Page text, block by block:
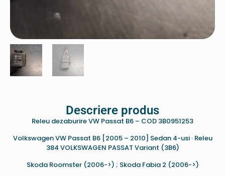
Descriere produs
Releu dezaburire VW Passat B6 – COD 3B0951253
Volkswagen VW Passat B6 [2005 – 2010] Sedan 4-usi · Releu
384 VOLKSWAGEN PASSAT Variant (3B6)
Skoda Roomster (2006->) ; Skoda Fabia 2 (2006->)